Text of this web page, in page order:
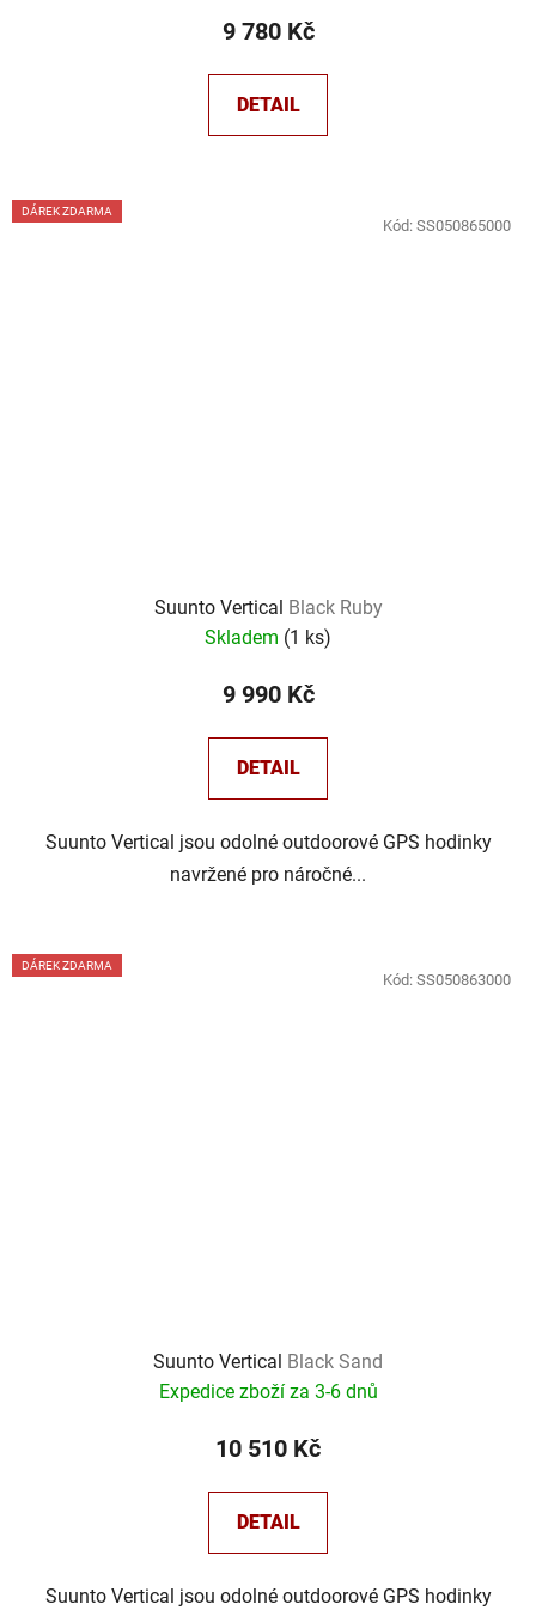
9 780 Kč
DETAIL
DÁREK ZDARMA
Suunto Vertical
Black Ruby
Skladem (1 ks)
9 990 Kč
DETAIL
Suunto Vertical jsou odolné outdoorové GPS hodinky
navržené pro náročné...
Kód: SS050865000
DÁREK ZDARMA
Suunto Vertical
Black Sand
Expedice zboží za 3-6 dnů
10 510 Kč
DETAIL
Suunto Vertical jsou odolné outdoorové GPS hodinky
Kód: SS050863000